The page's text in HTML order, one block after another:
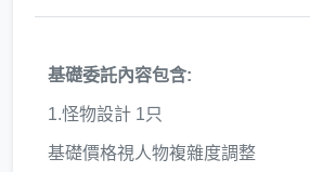
基礎委託內容包含:
1.怪物設計 1只
基礎價格視人物複雜度調整